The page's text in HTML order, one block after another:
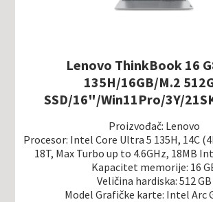
Lenovo ThinkBook 16
135H/16GB/M.2
SSD/16"/Win11Pro/3Y/
Proizvođač: Lenovo
Procesor: Intel Core Ultra 5 135H, 14C
18T, Max Turbo up to 4.6GHz, 18MB
Kapacitet memorije: 16
Veličina hardiska: 512 GB
Model Grafičke karte: Intel Arc